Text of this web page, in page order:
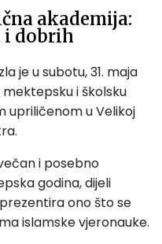
akademija:
i dobrih
je u subotu, 31. maja
i školsku
upriličenom u Velikoj
i posebno
godina, dijeli
ono što se
islamske vjeronauke.